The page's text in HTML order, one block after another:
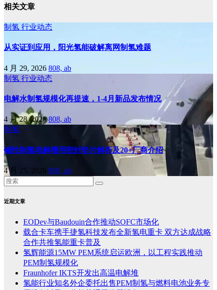
相关文章
制氢 行业动态
从实证到应用，阳光氢能破解离网制氢难题
4 月 29, 2026 808, ab
制氢 行业动态
电解水制氢规模化再提速，1-4月新品发布情况
4 月 28, 2026808, ab
制氢
碱性制氢电解槽用密封垫片解析及20+厂商介绍
4 月 25, 2026 808, ab
近期文章
EODev与Baudouin合作推动SOFC市场化
载合卡车携手捷氢科技发布全新氢电重卡 双方达成战略
合作共推氢能重卡普及
氢辉能源15MW PEM系统启运欧洲，以工程实践推动
PEM制氢规模化
Fraunhofer IKTS开发出高温电解堆
氢能行业知名外企委托出售PEM制氢与燃料电池业务专